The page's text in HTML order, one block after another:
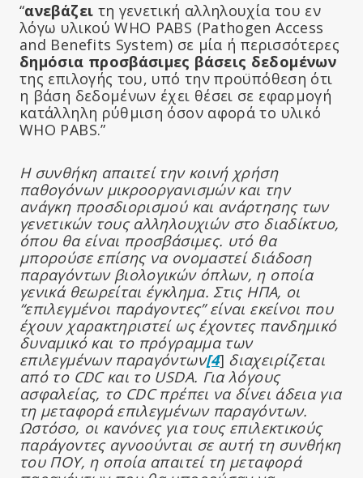
“ανεβάζει τη γενετική αλληλουχία του εν
λόγω υλικού WHO PABS (Pathogen Access
and Benefits System) σε μία ή περισσότερες
δημόσια προσβάσιμες βάσεις δεδομένων
της επιλογής του, υπό την προϋπόθεση ότι
η βάση δεδομένων έχει θέσει σε εφαρμογή
κατάλληλη ρύθμιση όσον αφορά το υλικό
WHO PABS.”
Η συνθήκη απαιτεί την κοινή χρήση
παθογόνων μικροοργανισμών και την
ανάγκη προσδιορισμού και ανάρτησης των
γενετικών τους αλληλουχιών στο διαδίκτυο,
όπου θα είναι προσβάσιμες. υτό θα
μπορούσε επίσης να ονομαστεί διάδοση
παραγόντων βιολογικών όπλων, η οποία
γενικά θεωρείται έγκλημα. Στις ΗΠΑ, οι
“επιλεγμένοι παράγοντες” είναι εκείνοι που
έχουν χαρακτηριστεί ως έχοντες πανδημικό
δυναμικό και το πρόγραμμα των
επιλεγμένων παραγόντων[4] διαχειρίζεται
από το CDC και το USDA. Για λόγους
ασφαλείας, το CDC πρέπει να δίνει άδεια για
τη μεταφορά επιλεγμένων παραγόντων.
Ωστόσο, οι κανόνες για τους επιλεκτικούς
παράγοντες αγνοούνται σε αυτή τη συνθήκη
του ΠΟΥ, η οποία απαιτεί τη μεταφορά